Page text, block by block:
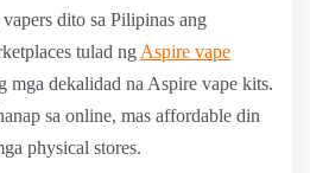
dito sa Pilipinas ang
tulad ng Aspire vape
mga dekalidad na Aspire vape kits.
sa online, mas affordable din
physical stores.